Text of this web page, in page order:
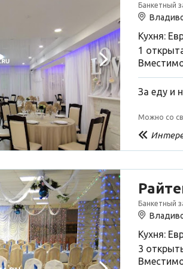
Банкетный
Кухня:
1
За еду и
Можно со
Банкетный
Кухня:
3